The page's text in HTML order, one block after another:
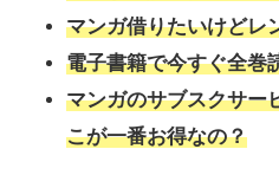
マンガ借りたいけどレ
電子書籍で今すぐ全巻
マンガのサブスクサー
こが一番お得なの？